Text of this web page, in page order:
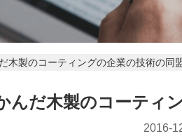
木製のコーティングの企業の技術の同
んだ木製のコーティ
2016-